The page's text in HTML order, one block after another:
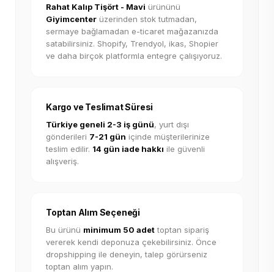
Rahat Kalıp Tişört - Mavi ürününü
Giyimcenter üzerinden stok tutmadan,
sermaye bağlamadan e-ticaret mağazanızda
satabilirsiniz. Shopify, Trendyol, ikas, Shopier
ve daha birçok platformla entegre çalışıyoruz.
Kargo ve Teslimat Süresi
Türkiye geneli 2-3 iş günü, yurt dışı
gönderileri 7-21 gün içinde müşterilerinize
teslim edilir. 14 gün iade hakkı ile güvenli
alışveriş.
Toptan Alım Seçeneği
Bu ürünü minimum 50 adettoptan sipariş
vererek kendi deponuza çekebilirsiniz. Önce
dropshipping ile deneyin, talep görürseniz
toptan alım yapın.